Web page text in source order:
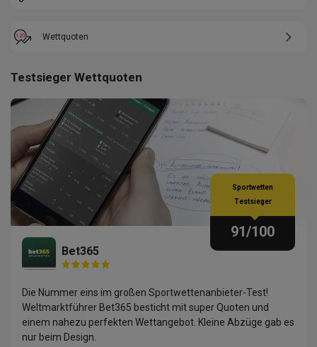
Wettquoten
Testsieger Wettquoten
Bet365
Sportwetten
Testsieger
91/100
Die Nummer eins im großen Sportwettenanbieter-Test!
Weltmarktführer Bet365 besticht mit super Quoten und
einem nahezu perfekten Wettangebot. Kleine Abzüge gab es
nur beim Design.